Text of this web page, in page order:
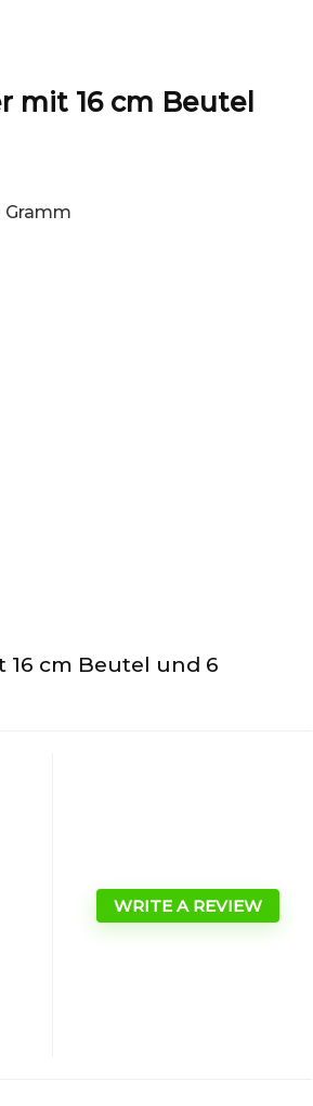
mit 16 cm Beutel
Gramm
16 cm Beutel und 6
WRITE A REVIEW